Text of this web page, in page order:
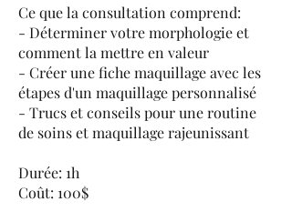
Ce que la consultation comprend:
- Déterminer votre morphologie et
comment la mettre en valeur
- Créer une fiche maquillage avec les
étapes d'un maquillage personnalisé
- Trucs et conseils pour une routine
de soins et maquillage rajeunissant
Durée: 1h
Coût: 100$